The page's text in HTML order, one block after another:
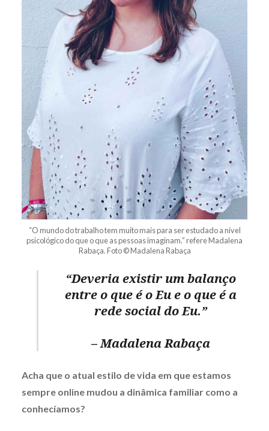
“O mundo do trabalho tem muito mais para ser estudado a nível
psicológico do que o que as pessoas imaginam.” refere Madalena
Rabaça. Foto © Madalena Rabaça
“Deveria existir um balanço
entre o que é o Eu e o que é a
rede social do Eu.”
– Madalena Rabaça
Acha que o atual estilo de vida em que estamos
sempre online mudou a dinâmica familiar como a
conhecíamos?